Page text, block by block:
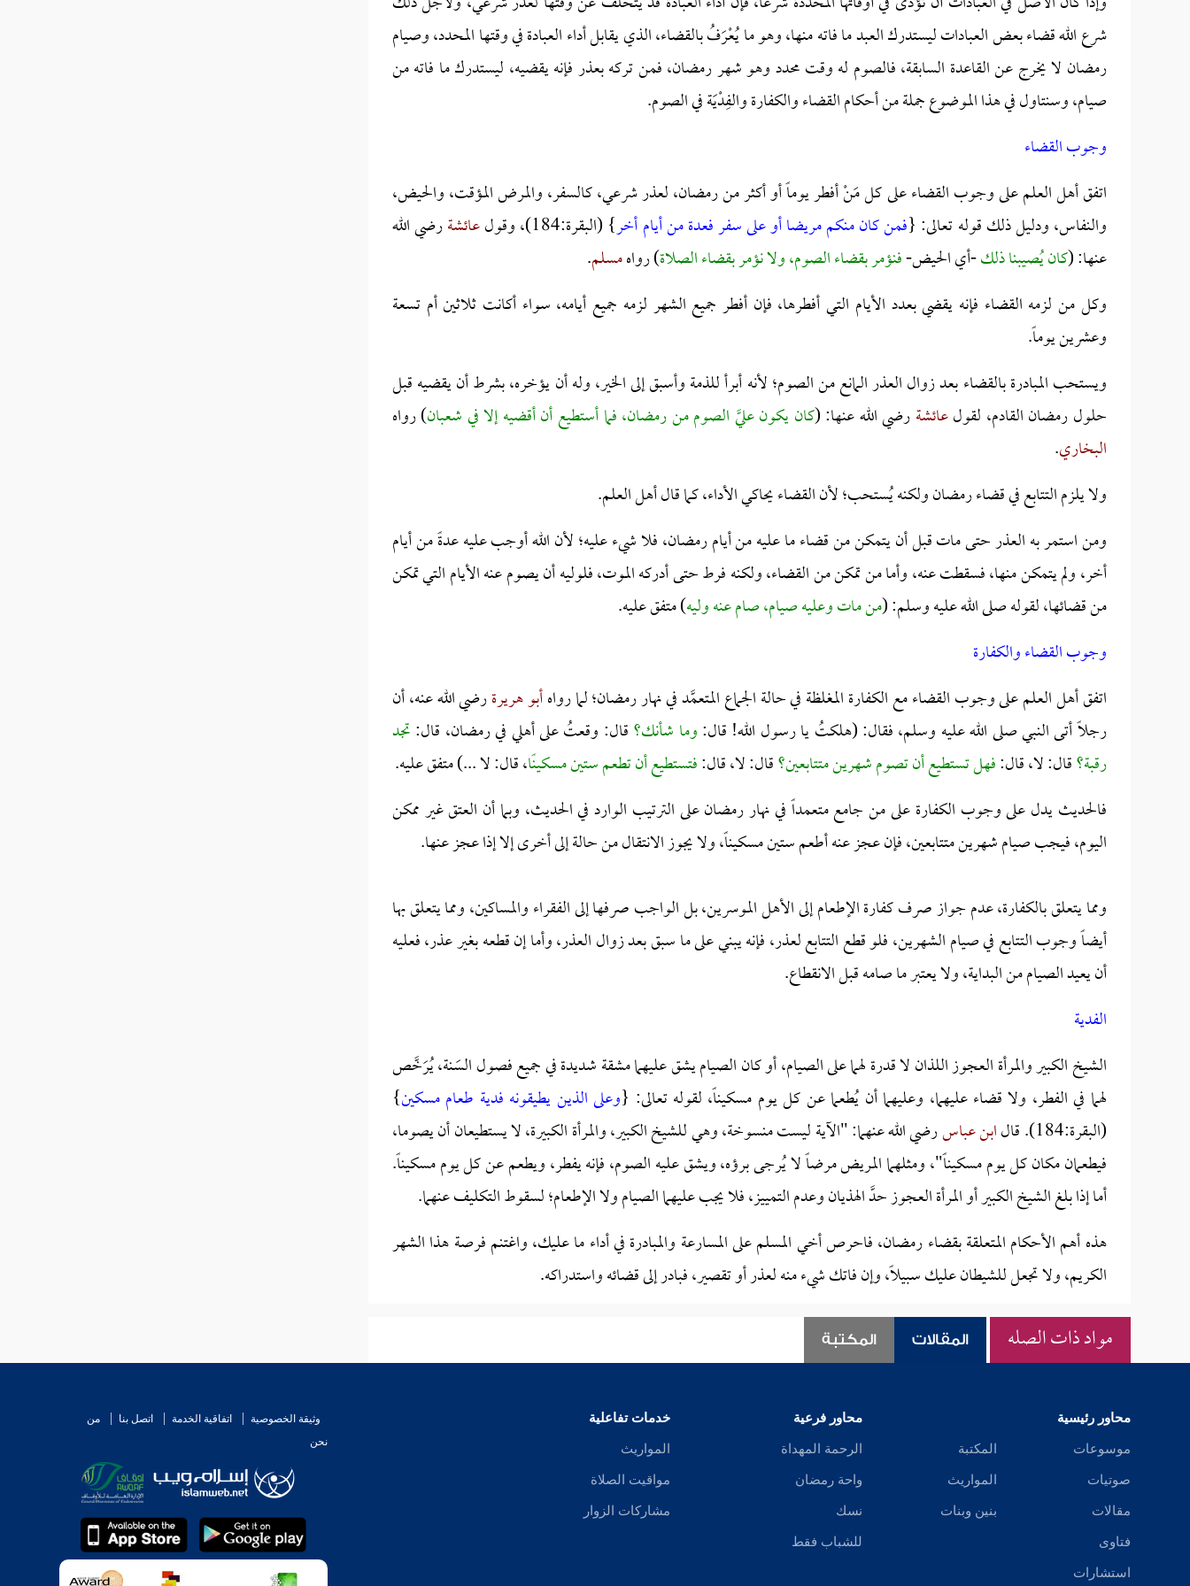
شرع الله قضاء بعض العبادات ليستدرك العبد ما فاته منها، وهو ما يُعْرَفُ بالقضاء، الذي يقابل أداء العبادة في وقتها المحدد، وصيام
رمضان لا يخرج عن القاعدة السابقة، فالصوم له وقت محدد وهو شهر رمضان، فمن تركه بعذر فإنه يقضيه، ليستدرك ما فاته من
صيام، وسنتاول في هذا الموضوع جملة من أحكام القضاء والكفارة والفِدْيَة في الصوم.
وجوب القضاء
اتفق أهل العلم على وجوب القضاء على كل مَنْ أفطر يوماً أو أكثر من رمضان، لعذر شرعي، كالسفر، والمرض المؤقت، والحيض،
والنفاس، ودليل ذلك قوله تعالى: {فمن كان منكم مريضا أو على سفر فعدة من أيام أخر} (البقرة:184)، وقول عائشةرضي الله
عنها: (كان يُصيبنا ذلك-أي الحيض-فنؤمر بقضاء الصوم، ولا نؤمر بقضاء الصلاة) رواهمسلم.
وكل من لزمه القضاء فإنه يقضي بعدد الأيام التي أفطرها، فإن أفطر جميع الشهر لزمه جميع أيامه، سواء أكانت ثلاثين أم تسعة
وعشرين يوماً.
ويستحب المبادرة بالقضاء بعد زوال العذر المانع من الصوم؛ لأنه أبرأ للذمة وأسبق إلى الخير، وله أن يؤخره، بشرط أن يقضيه قبل
حلول رمضان القادم، لقولعائشةرضي الله عنها: (كان يكون عليَّ الصوم من رمضان، فما أستطيع أن أقضيه إلا في شعبان) رواه
البخاري.
ولا يلزم التتابع في قضاء رمضان ولكنه يُستحب؛ لأن القضاء يحاكي الأداء، كما قال أهل العلم.
ومن استمر به العذر حتى مات قبل أن يتمكن من قضاء ما عليه من أيام رمضان، فلا شيء عليه؛ لأن الله أوجب عليه عدةً من أيام
أخر، ولم يتمكن منها، فسقطت عنه، وأما من تمكن من القضاء، ولكنه فرط حتى أدركه الموت، فلوليه أن يصوم عنه الأيام التي تمكن
من قضائها، لقوله صلى الله عليه وسلم: (من مات وعليه صيام، صام عنه وليه) متفق عليه.
وجوب القضاء والكفارة
اتفق أهل العلم على وجوب القضاء مع الكفارة المغلظة في حالة الجماع المتعمَّد في نهار رمضان؛ لما رواهأبو هريرةرضي الله عنه، أن
رجلاً أتى النبي صلى الله عليه وسلم، فقال: (هلكتُ يا رسول الله! قال:وما شأنك؟قال: وقعتُ على أهلي في رمضان، قال:تجد
رقبة؟قال: لا، قال:فهل تستطيع أن تصوم شهرين متتابعين؟قال: لا، قال:فتستطيع أن تطعم ستين مسكينًا، قال: لا ...) متفق عليه.
فالحديث يدل على وجوب الكفارة على من جامع متعمداً في نهار رمضان على الترتيب الوارد في الحديث، وبما أن العتق غير ممكن
اليوم، فيجب صيام شهرين متتابعين، فإن عجز عنه أطعم ستين مسكيناً، ولا يجوز الانتقال من حالة إلى أخرى إلا إذا عجز عنها.
ومما يتعلق بالكفارة، عدم جواز صرف كفارة الإطعام إلى الأهل الموسرين، بل الواجب صرفها إلى الفقراء والمساكين، ومما يتعلق بها
أيضاً وجوب التتابع في صيام الشهرين، فلو قطع التتابع لعذر، فإنه يبني على ما سبق بعد زوال العذر، وأما إن قطعه بغير عذر، فعليه
أن يعيد الصيام من البداية، ولا يعتبر ما صامه قبل الانقطاع.
الفدية
الشيخ الكبير والمرأة العجوز اللذان لا قدرة لهما على الصيام، أو كان الصيام يشق عليهما مشقة شديدة في جميع فصول السَنة، يُرَخَّص
لهما في الفطر، ولا قضاء عليهما، وعليهما أن يُطعما عن كل يوم مسكيناً، لقوله تعالى: {وعلى الذين يطيقونه فدية طعام مسكين}
(البقرة:184). قال
ابن عباسرضي الله عنهما: "الآية ليست منسوخة، وهي للشيخ الكبير، والمرأة الكبيرة، لا يستطيعان أن يصوما،
فيطعمان مكان كل يوم مسكيناً"، ومثلهما المريض مرضاً لا يُرجى برؤه، ويشق عليه الصوم، فإنه يفطر، ويطعم عن كل يوم مسكيناً.
أما إذا بلغ الشيخ الكبير أو المرأة العجوز حدَّ الهذيان وعدم التمييز، فلا يجب عليهما الصيام ولا الإطعام؛ لسقوط التكليف عنهما.
هذه أهم الأحكام المتعلقة بقضاء رمضان، فاحرص أخي المسلم على المسارعة والمبادرة في أداء ما عليك، واغتنم فرصة هذا الشهر
الكريم، ولا تجعل للشيطان عليك سبيلاً، وإن فاتك شيء منه لعذر أو تقصير، فبادر إلى قضائه واستدراكه.
مواد ذات الصله المقالات المكتبة
محاور رئيسية
موسوعات
صوتيات
مقالات
فتاوى
استشارات
المكتبة
المواريث
بنين وبنات
محاور فرعية
الرحمة المهداة
واحة رمضان
نسك
للشباب فقط
خدمات تفاعلية
المواريث
مواقيت الصلاة
مشاركات الزوار
وثيقة الخصوصية اتفاقية الخدمة اتصل بنا
من
نحن